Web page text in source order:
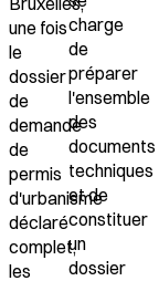
une fois
le
dossier
de
demande
de
permis
d'urbanisme
déclaré
complet,
les
charge
de
préparer
l'ensemble
des
documents
techniques
et de
constituer
un
dossier